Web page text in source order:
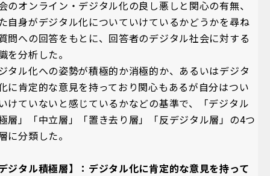
のオンライン・デジタル化の良し悪しと関心の有無、
自身がデジタル化についていけているかどうかを尋ね
問への回答をもとに、回答者のデジタル社会に対する
を分析した。
タル化への姿勢が積極的か消極的か、あるいはデジタ
に肯定的な意見を持っており関心もあるが自分はつい
けていないと感じているかなどの基準で、「デジタル
層」「中立層」「置き去り層」「反デジタル層」の4つ
に分類した。
ジタル積極層】：デジタル化に肯定的な意見を持って